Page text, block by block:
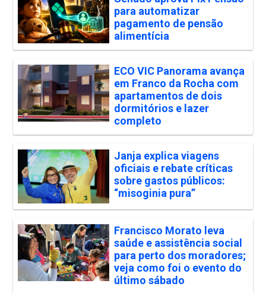
para automatizar
pagamento de pensão
alimentícia
ECO VIC Panorama avança
em Franco da Rocha com
apartamentos de dois
dormitórios e lazer
completo
Janja explica viagens
oficiais e rebate críticas
sobre gastos públicos:
“misoginia pura”
Francisco Morato leva
saúde e assistência social
para perto dos moradores;
veja como foi o evento do
último sábado